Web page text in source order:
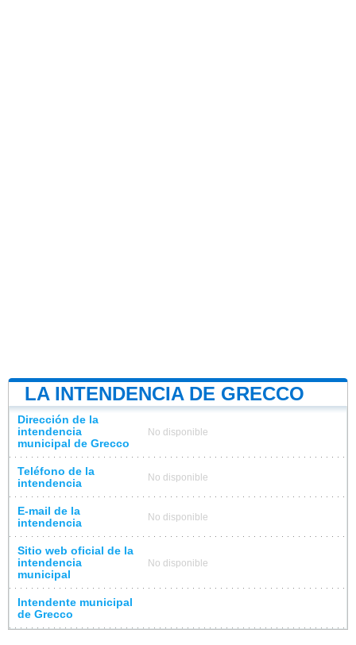
LA INTENDENCIA DE GRECCO
Dirección de la
intendencia
municipal de Grecco
No disponible
Teléfono de la
intendencia
No disponible
E-mail de la
intendencia
No disponible
Sitio web oficial de la
intendencia
municipal
No disponible
Intendente municipal
de Grecco